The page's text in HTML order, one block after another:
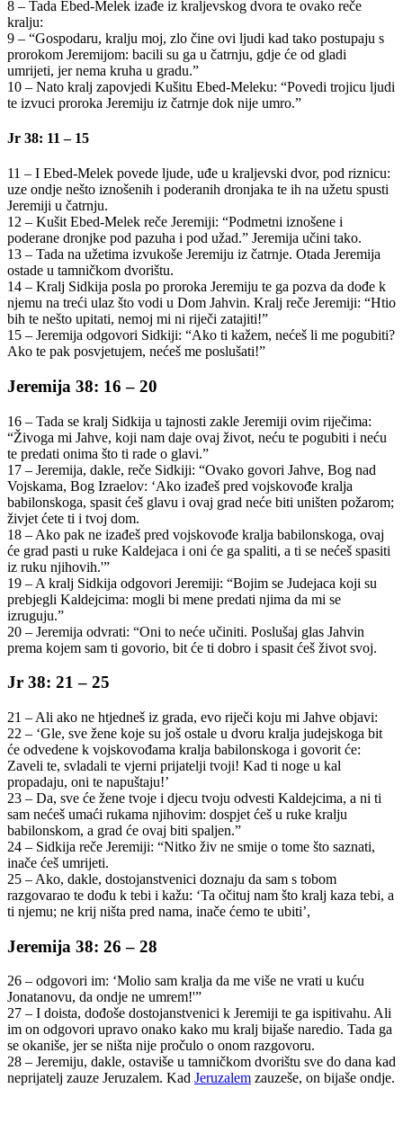
8 – Tada Ebed-Melek izađe iz kraljevskog dvora te ovako reče
kralju:
9 – “Gospodaru, kralju moj, zlo čine ovi ljudi kad tako postupaju s
prorokom Jeremijom: bacili su ga u čatrnju, gdje će od gladi
umrijeti, jer nema kruha u gradu.”
10 – Nato kralj zapovjedi Kušitu Ebed-Meleku: “Povedi trojicu ljudi
te izvuci proroka Jeremiju iz čatrnje dok nije umro.”
Jr 38: 11 – 15
11 – I Ebed-Melek povede ljude, uđe u kraljevski dvor, pod riznicu:
uze ondje nešto iznošenih i poderanih dronjaka te ih na užetu spusti
Jeremiji u čatrnju.
12 – Kušit Ebed-Melek reče Jeremiji: “Podmetni iznošene i
poderane dronjke pod pazuha i pod užad.” Jeremija učini tako.
13 – Tada na užetima izvukoše Jeremiju iz čatrnje. Otada Jeremija
ostade u tamničkom dvorištu.
14 – Kralj Sidkija posla po proroka Jeremiju te ga pozva da dođe k
njemu na treći ulaz što vodi u Dom Jahvin. Kralj reče Jeremiji: “Htio
bih te nešto upitati, nemoj mi ni riječi zatajiti!”
15 – Jeremija odgovori Sidkiji: “Ako ti kažem, nećeš li me pogubiti?
Ako te pak posvjetujem, nećeš me poslušati!”
Jeremija 38: 16 – 20
16 – Tada se kralj Sidkija u tajnosti zakle Jeremiji ovim riječima:
“Živoga mi Jahve, koji nam daje ovaj život, neću te pogubiti i neću
te predati onima što ti rade o glavi.”
17 – Jeremija, dakle, reče Sidkiji: “Ovako govori Jahve, Bog nad
Vojskama, Bog Izraelov: ‘Ako izađeš pred vojskovođe kralja
babilonskoga, spasit ćeš glavu i ovaj grad neće biti uništen požarom;
živjet ćete ti i tvoj dom.
18 – Ako pak ne izađeš pred vojskovođe kralja babilonskoga, ovaj
će grad pasti u ruke Kaldejaca i oni će ga spaliti, a ti se nećeš spasiti
iz ruku njihovih.'”
19 – A kralj Sidkija odgovori Jeremiji: “Bojim se Judejaca koji su
prebjegli Kaldejcima: mogli bi mene predati njima da mi se
izruguju.”
20 – Jeremija odvrati: “Oni to neće učiniti. Poslušaj glas Jahvin
prema kojem sam ti govorio, bit će ti dobro i spasit ćeš život svoj.
Jr 38: 21 – 25
21 – Ali ako ne htjedneš iz grada, evo riječi koju mi Jahve objavi:
22 – ‘Gle, sve žene koje su još ostale u dvoru kralja judejskoga bit
će odvedene k vojskovođama kralja babilonskoga i govorit će:
Zaveli te, svladali te vjerni prijatelji tvoji! Kad ti noge u kal
propadaju, oni te napuštaju!’
23 – Da, sve će žene tvoje i djecu tvoju odvesti Kaldejcima, a ni ti
sam nećeš umaći rukama njihovim: dospjet ćeš u ruke kralju
babilonskom, a grad će ovaj biti spaljen.”
24 – Sidkija reče Jeremiji: “Nitko živ ne smije o tome što saznati,
inače ćeš umrijeti.
25 – Ako, dakle, dostojanstvenici doznaju da sam s tobom
razgovarao te dođu k tebi i kažu: ‘Ta očituj nam što kralj kaza tebi, a
ti njemu; ne krij ništa pred nama, inače ćemo te ubiti’,
Jeremija 38: 26 – 28
26 – odgovori im: ‘Molio sam kralja da me više ne vrati u kuću
Jonatanovu, da ondje ne umrem!'”
27 – I doista, dođoše dostojanstvenici k Jeremiji te ga ispitivahu. Ali
im on odgovori upravo onako kako mu kralj bijaše naredio. Tada ga
se okaniše, jer se ništa nije pročulo o onom razgovoru.
28 – Jeremiju, dakle, ostaviše u tamničkom dvorištu sve do dana kad
neprijatelj zauze Jeruzalem. Kad Jeruzalem zauzeše, on bijaše ondje.